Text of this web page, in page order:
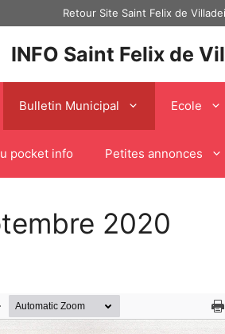
Retour Site Saint Felix de
INFO Saint Felix de
Bulletin Municipal Ecole
pocket info Petites annonces
2020